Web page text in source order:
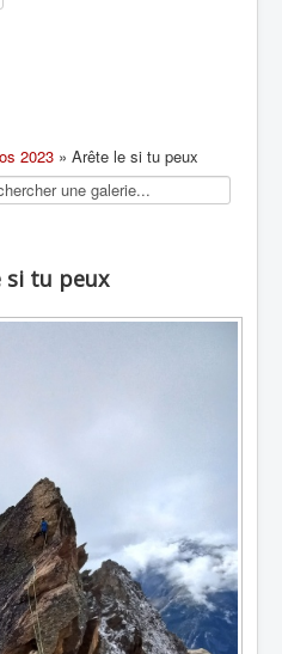
2023 » Arête le si tu peux
si tu peux